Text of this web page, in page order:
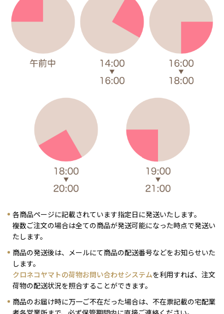
各商品ページに記載されています指定日に発送いたします。
複数ご注文の場合は全ての商品が発送可能になった時点で発送い
たします。
商品の発送後は、メールにて商品の配送番号などをお知らせいた
します。
クロネコヤマトの荷物お問い合わせシステムを利用すれば、注文
荷物の配送状況を照合することができます。
商品のお届け時に万一ご不在だった場合は、不在票記載の宅配業